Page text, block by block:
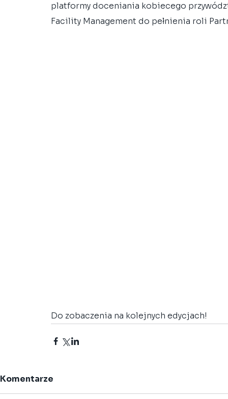
platformy doceniania kobiecego
Facility Management do pełnienia roli
Do zobaczenia na kolejnych edycjach!
Komentarze